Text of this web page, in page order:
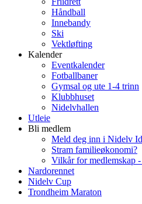
Håndball
Innebandy
Ski
Vektløfting
Kalender
Eventkalender
Fotballbaner
Gymsal og ute 1-4 trinn
Klubbhuset
Nidelvhallen
Utleie
Bli medlem
Meld deg inn i Nidelv
Stram familieøkonomi?
Vilkår for medlemskap
Nardorennet
Nidelv Cup
Trondheim Maraton